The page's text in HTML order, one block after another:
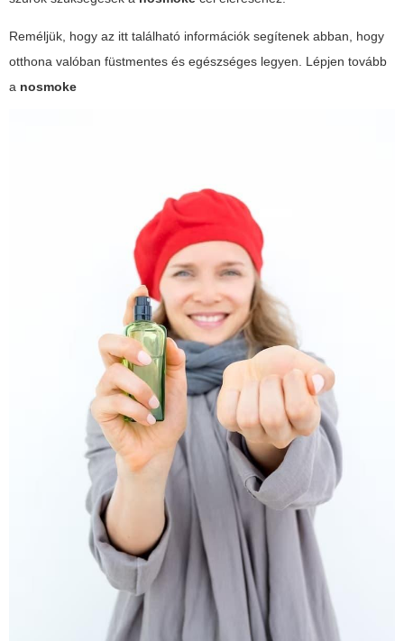
Reméljük, hogy az itt található információk segítenek abban, hogy
otthona valóban füstmentes és egészséges legyen. Lépjen tovább
a nosmoke